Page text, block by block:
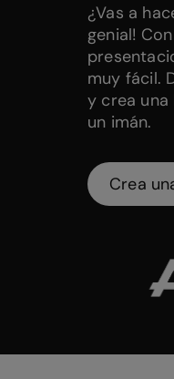
¿Vas a
genial!
muy fácil.
y crea
un imán.
Crea